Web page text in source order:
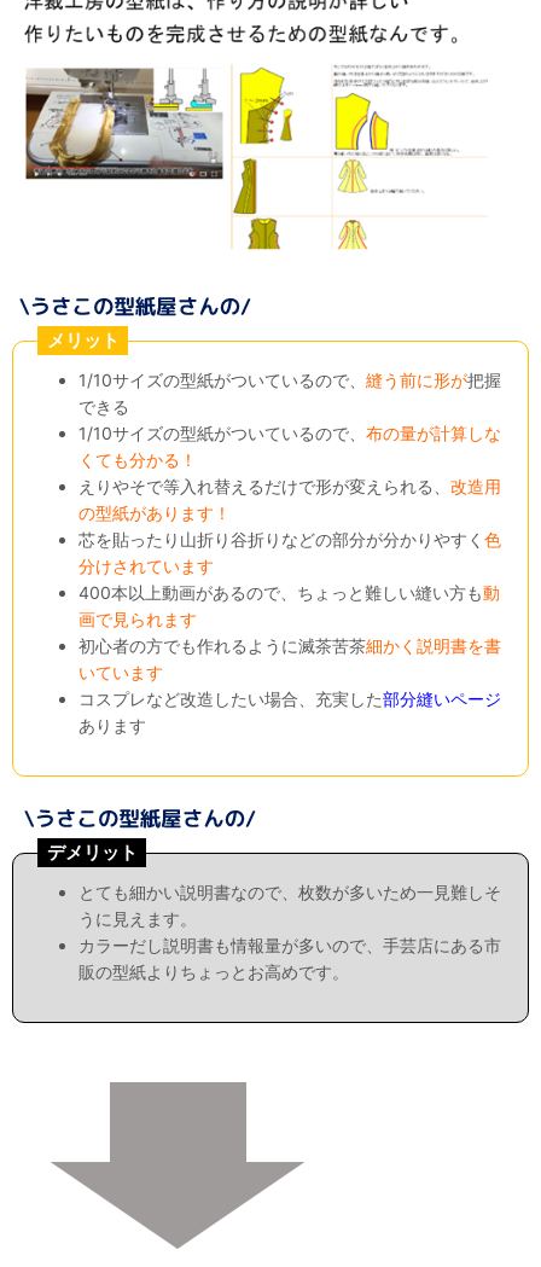
メリット
1/10サイズの型紙がついているので、縫う前に形が把握
できる
1/10サイズの型紙がついているので、布の量が計算しな
くても分かる！
えりやそで等入れ替えるだけで形が変えられる、改造用
の型紙があります！
芯を貼ったり山折り谷折りなどの部分が分かりやすく色
分けされています
400本以上動画があるので、ちょっと難しい縫い方も動
画で見られます
初心者の方でも作れるように滅茶苦茶細かく説明書を書
いています
コスプレなど改造したい場合、充実した部分縫いページ
あります
デメリット
とても細かい説明書なので、枚数が多いため一見難しそ
うに見えます。
カラーだし説明書も情報量が多いので、手芸店にある市
販の型紙よりちょっとお高めです。